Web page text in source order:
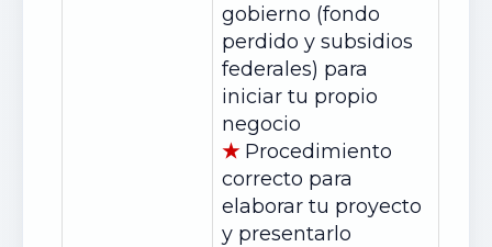
gobierno (fondo
perdido y subsidios
federales) para
iniciar tu propio
negocio
★ Procedimiento
correcto para
elaborar tu proyecto
y presentarlo